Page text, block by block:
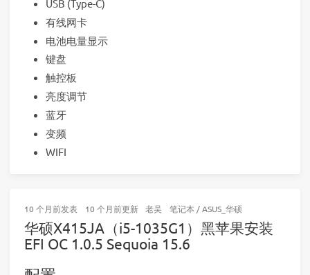
USB (Type-C)
有线网卡
电池电量显示
键盘
触控板
亮度调节
蓝牙
变频
WIFI
10 个月前发表 10 个月前更新 老吴 笔记本/ASUS_华硕
华硕X415JA（i5-1035G1）黑苹果安装
EFI OC 1.0.5 Sequoia 15.6